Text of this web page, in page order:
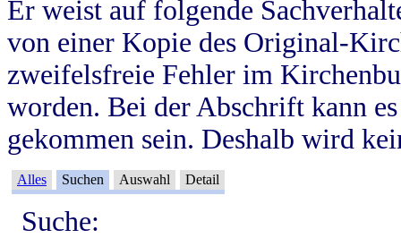
Er weist auf folgende
von einer Kopie des Original-
zweifelsfreie Fehler im
worden. Bei der Abschrift kann
gekommen sein. Deshalb wird
Alles Suchen Auswahl Detail
Suche: